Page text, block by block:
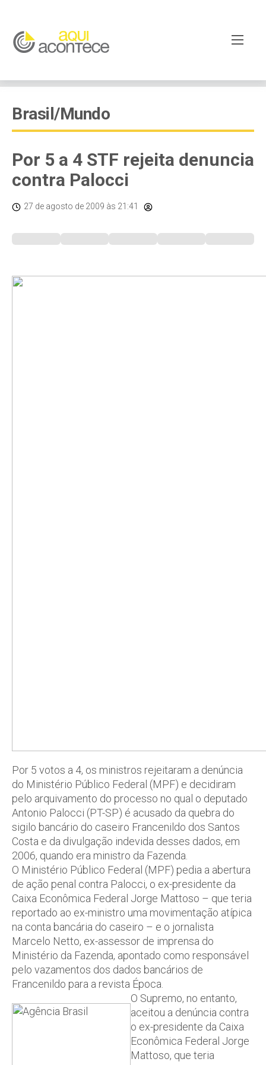
Brasil/Mundo
Por 5 a 4 STF rejeita denuncia
contra Palocci
27 de agosto de 2009 às 21:41
Por 5 votos a 4, os ministros rejeitaram a denúncia
do Ministério Público Federal (MPF) e decidiram
pelo arquivamento do processo no qual o deputado
Antonio Palocci (PT-SP) é acusado da quebra do
sigilo bancário do caseiro Francenildo dos Santos
Costa e da divulgação indevida desses dados, em
2006, quando era ministro da Fazenda.
O Ministério Público Federal (MPF) pedia a abertura
de ação penal contra Palocci, o ex-presidente da
Caixa Econômica Federal Jorge Mattoso – que teria
reportado ao ex-ministro uma movimentação atípica
na conta bancária do caseiro – e o jornalista
Marcelo Netto, ex-assessor de imprensa do
Ministério da Fazenda, apontado como responsável
pelo vazamentos dos dados bancários de
Francenildo para a revista Época.
O Supremo, no entanto,
aceitou a denúncia contra
o ex-presidente da Caixa
Econômica Federal Jorge
Mattoso, que teria